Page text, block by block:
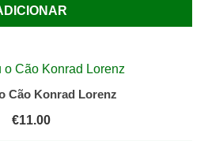
Cão Konrad Lorenz
€11.00